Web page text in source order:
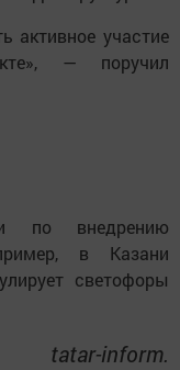
активное участие
— поручил
по внедрению
в Казани
светофоры
tatar-inform.